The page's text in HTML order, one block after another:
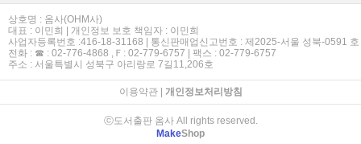
상호명 : 옴사(OHM사)
대표 : 이민희 | 개인정보 보호 책임자 : 이민희
사업자등록번호 :416-18-31168 | 통신판매업신고번호 : 제2025-서울 성북-0591 호
전화 : ☎ : 02-776-4868 ,Ｆ: 02-779-6757 | 팩스 : 02-779-6757
주소 : 서울특별시 성북구 아리랑로 7길11,206호
이용약관| 개인정보처리방침
ⓒ도서출판 옴사 All rights reserved.
MakeShop